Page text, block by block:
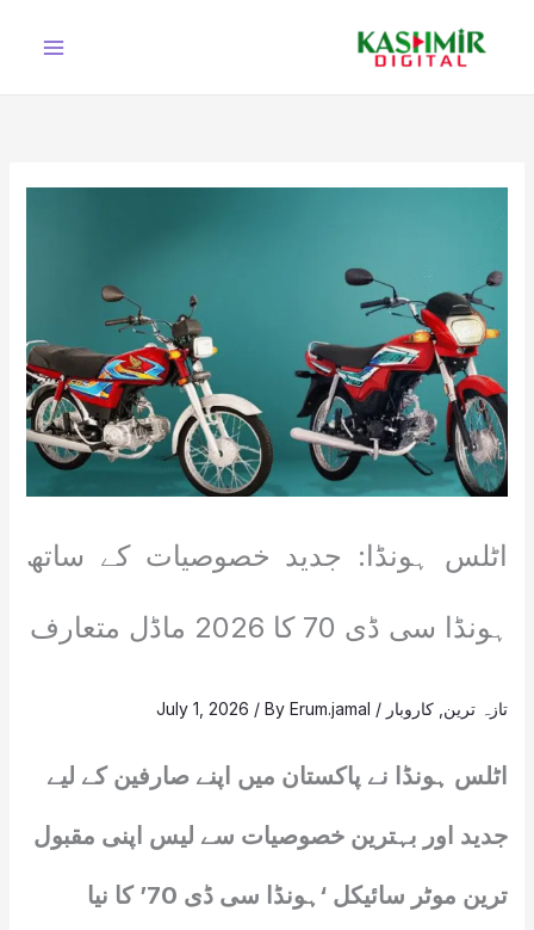
اٹلس ہونڈا: جدید خصوصیات کے ساتھ
ہونڈا سی ڈی 70 کا 2026 ماڈل متعارف
تازہ ترین کاروبار /
July 1, 2026 / ByErum.jamal
اٹلس ہونڈا نے پاکستان میں اپنے صارفین کے لیے
جدید اور بہترین خصوصیات سے لیس اپنی مقبول
ترین موٹر سائیکل ‘ہونڈا سی ڈی 70’ کا نیا